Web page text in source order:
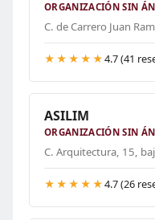
ORGANIZACIÓN SIN
C. de Carrero Juan
★★★★★4.7 (41
ASILIM
ORGANIZACIÓN SIN
C. Arquitectura, 15,
★★★★★4.7 (26